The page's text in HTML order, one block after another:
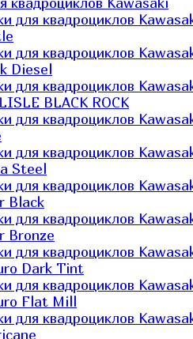
для квадроциклов
для квадроциклов
Diesel
для квадроциклов
BLACK ROCK
для квадроциклов
для квадроциклов
Steel
для квадроциклов
Black
для квадроциклов
Bronze
для квадроциклов
Dark Tint
для квадроциклов
Flat Mill
для квадроциклов